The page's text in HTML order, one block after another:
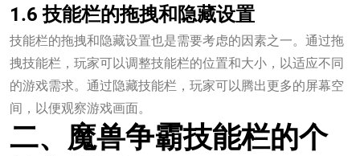
1.6 技能栏的拖拽和隐藏设置
技能栏的拖拽和隐藏设置也是需要考虑的因素之一。通过拖
拽技能栏，玩家可以调整技能栏的位置和大小，以适应不同
的游戏需求。通过隐藏技能栏，玩家可以腾出更多的屏幕空
间，以便观察游戏画面。
二、魔兽争霸技能栏的个